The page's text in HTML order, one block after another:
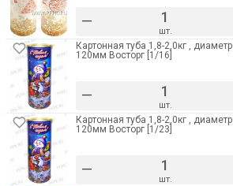
– шт.
Картонная туба 1,8-2,0кг , диаметр
120мм Восторг [1/16]
– шт.
Картонная туба 1,8-2,0кг , диаметр
120мм Восторг [1/23]
– шт.